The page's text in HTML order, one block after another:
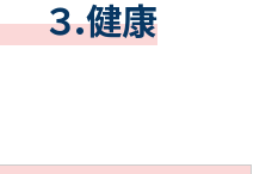
３.健康